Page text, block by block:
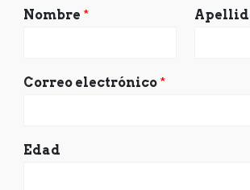
Nombre *
Correo electrónico *
Edad